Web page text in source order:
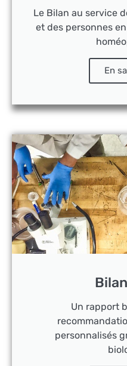
Le Bilan au service
et des personnes
En
Un rapport
personnalisés